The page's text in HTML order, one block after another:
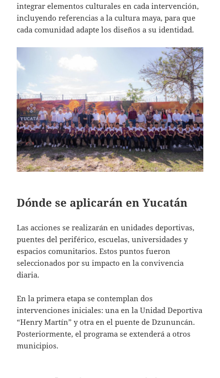
integrar elementos culturales en cada intervención,
incluyendo referencias a la cultura maya, para que
cada comunidad adapte los diseños a su identidad.
Dónde se aplicarán en Yucatán
Las acciones se realizarán en unidades deportivas,
puentes del periférico, escuelas, universidades y
espacios comunitarios. Estos puntos fueron
seleccionados por su impacto en la convivencia
diaria.
En la primera etapa se contemplan dos
intervenciones iniciales: una en la Unidad Deportiva
“Henry Martín” y otra en el puente de Dzununcán.
Posteriormente, el programa se extenderá a otros
municipios.